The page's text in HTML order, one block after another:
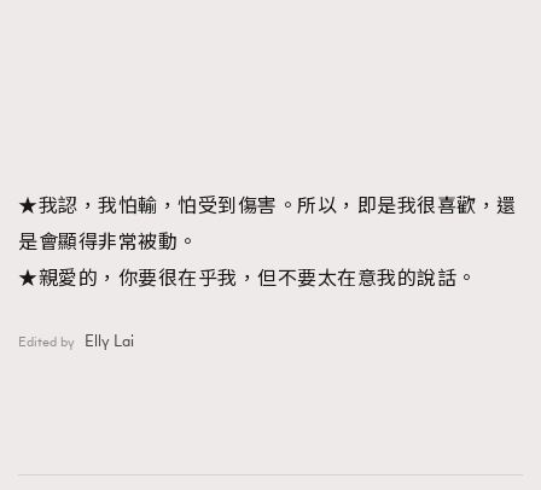
★我認，我怕輸，怕受到傷害。所以，即是我很喜歡，還
是會顯得非常被動。
★親愛的，你要很在乎我，但不要太在意我的說話。
Edited by Elly Lai